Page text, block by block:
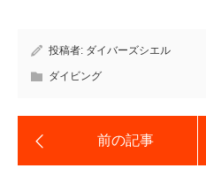
投稿者: ダイバーズシエル
ダイビング